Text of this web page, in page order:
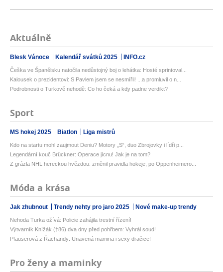
Aktuálně
Blesk Vánoce Kalendář svátků 2025 INFO.cz
Češka ve Španělsku natočila nedůstojný boj o lehátka: Hosté sprintoval...
Kalousek o prezidentovi: S Pavlem jsem se nesmířil! ...a promluvil o n...
Podrobnosti o Turkově nehodě: Co ho čeká a kdy padne verdikt?
Sport
MS hokej 2025 Biatlon Liga mistrů
Kdo na startu mohl zaujmout Deniu? Motory „S“, duo Zbrojovky i lídři p...
Legendární kouč Brückner: Operace jícnu! Jak je na tom?
Z grázla NHL hereckou hvězdou: změnil pravidla hokeje, po Oppenheimero...
Móda a krása
Jak zhubnout Trendy nehty pro jaro 2025 Nové make-up trendy
Nehoda Turka ožívá: Policie zahájila trestní řízení!
Výtvarník Knížák (†86) dva dny před pohřbem: Vyhrál soud!
Pfauserová z Řachandy: Unavená mamina i sexy dračice!
Pro ženy a maminky